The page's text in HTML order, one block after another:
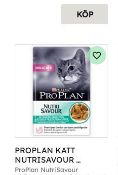
KÖP
PROPLAN KATT
NUTRISAVOUR
DELICATE OCEAN
ProPlan NutriSavour
Lägg